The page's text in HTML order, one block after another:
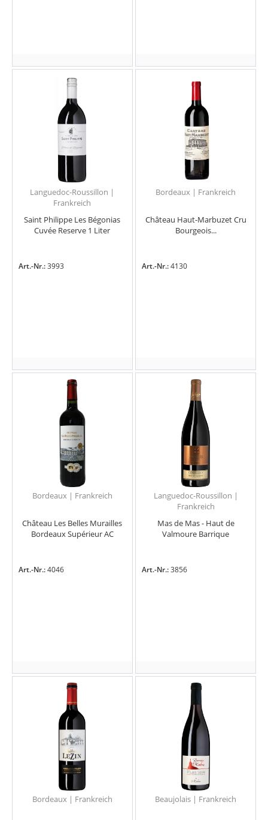
Languedoc-Roussillon |
Frankreich
Saint Philippe Les Bégonias
Cuvée Reserve 1 Liter
Art.-Nr.:3993
Bordeaux | Frankreich
Château Haut-Marbuzet Cru
Bourgeois...
Art.-Nr.:4130
Bordeaux | Frankreich
Château Les Belles Murailles
Bordeaux Supérieur AC
Art.-Nr.:4046
Languedoc-Roussillon |
Frankreich
Mas de Mas - Haut de
Valmoure Barrique
Art.-Nr.:3856
Bordeaux | Frankreich Beaujolais | Frankreich